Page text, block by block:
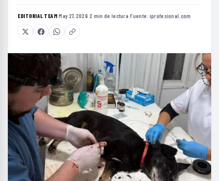
EDITORIAL TEAM·May 27, 2026·2 min de lectura·Fuente: iprofesional.com